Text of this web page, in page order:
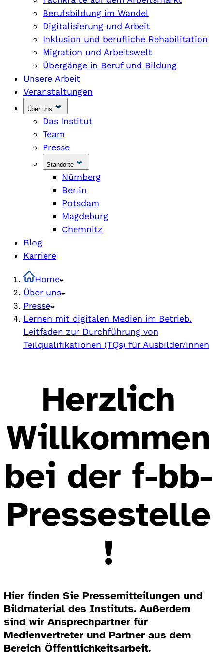
Berufsbildung im Wandel
Digitalisierung und Arbeit
Inklusion und berufliche Rehabilitation
Migration und Arbeitswelt
Übergänge in Beruf und Bildung
Unsere Arbeit
Veranstaltungen
Über uns
Das Institut
Team
Presse
Standorte
Nürnberg
Berlin
Potsdam
Magdeburg
Chemnitz
Blog
Karriere
Home
Über uns
Presse
Lernen mit digitalen Medien im Betrieb.
Leitfaden zur Durchführung von
Teilqualifikationen (TQs) für Ausbilder/innen
Herzlich
Willkommen
bei der f-bb-
Pressestelle
!
Hier finden Sie Pressemitteilungen und
Bildmaterial des Instituts. Außerdem
sind wir Ansprechpartner für
Medienvertreter und Partner aus dem
Bereich Öffentlichkeitsarbeit.